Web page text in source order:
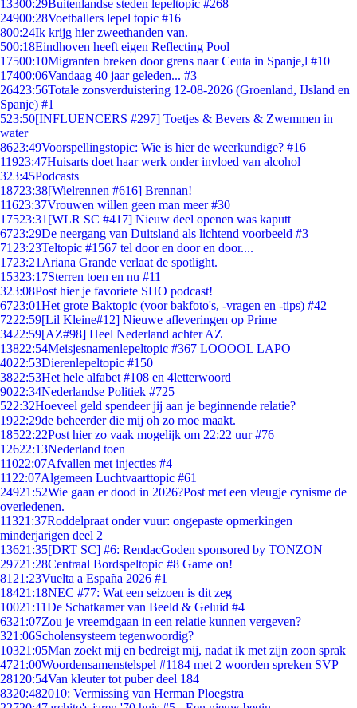
13300:29Buitenlandse steden lepeltopic #268
24900:28Voetballers lepel topic #16
800:24Ik krijg hier zweethanden van.
500:18Eindhoven heeft eigen Reflecting Pool
17500:10Migranten breken door grens naar Ceuta in Spanje,l #10
17400:06Vandaag 40 jaar geleden... #3
26423:56Totale zonsverduistering 12-08-2026 (Groenland, IJsland en
Spanje) #1
523:50[INFLUENCERS #297] Toetjes & Bevers & Zwemmen in
water
8623:49Voorspellingstopic: Wie is hier de weerkundige? #16
11923:47Huisarts doet haar werk onder invloed van alcohol
323:45Podcasts
18723:38[Wielrennen #616] Brennan!
11623:37Vrouwen willen geen man meer #30
17523:31 [WLR SC #417] Nieuw deel openen was kaputt
6723:29De neergang van Duitsland als lichtend voorbeeld #3
71 23:23Teltopic #1567 tel door en door en door....
1723:21 Ariana Grande verlaat de spotlight.
15323:17Sterren toen en nu #11
323:08Post hier je favoriete SHO podcast!
6723:01Het grote Baktopic (voor bakfoto's, -vragen en -tips) #42
7222:59[Lil Kleine#12] Nieuwe afleveringen op Prime
3422:59[AZ#98] Heel Nederland achter AZ
13822:54Meisjesnamenlepeltopic #367 LOOOOL LAPO
4022:53Dierenlepeltopic #150
3822:53Het hele alfabet #108 en 4letterwoord
9022:34Nederlandse Politiek #725
522:32Hoeveel geld spendeer jij aan je beginnende relatie?
1922:29de beheerder die mij oh zo moe maakt.
18522:22Post hier zo vaak mogelijk om 22:22 uur #76
12622:13Nederland toen
11022:07Afvallen met injecties #4
11 22:07Algemeen Luchtvaarttopic #61
24921:52Wie gaan er dood in 2026?Post met een vleugje cynisme de
overledenen.
11321:37Roddelpraat onder vuur: ongepaste opmerkingen
minderjarigen deel 2
13621:35[DRT SC] #6: RendacGoden sponsored by TONZON
29721:28Centraal Bordspeltopic #8 Game on!
81 21:23Vuelta a España 2026 #1
18421:18NEC #77: Wat een seizoen is dit zeg
10021:11De Schatkamer van Beeld & Geluid #4
6321:07Zou je vreemdgaan in een relatie kunnen vergeven?
321:06Scholensysteem tegenwoordig?
10321:05Man zoekt mij en bedreigt mij, nadat ik met zijn zoon sprak
4721:00Woordensamenstelspel #1184 met 2 woorden spreken SVP
281 20:54Van kleuter tot puber deel 184
8320:482010: Vermissing van Herman Ploegstra